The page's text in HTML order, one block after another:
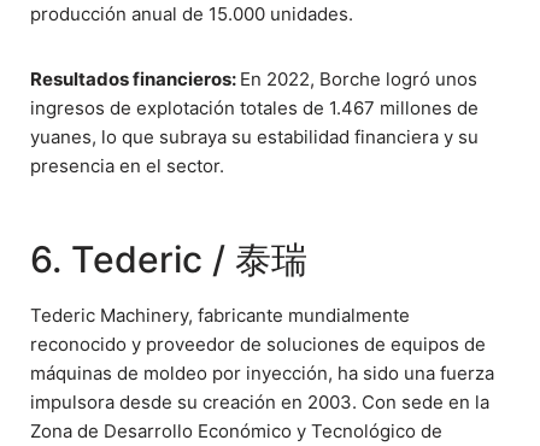
producción anual de 15.000 unidades.
Resultados financieros: En 2022, Borche logró unos
ingresos de explotación totales de 1.467 millones de
yuanes, lo que subraya su estabilidad financiera y su
presencia en el sector.
6. Tederic / 泰瑞
Tederic Machinery, fabricante mundialmente
reconocido y proveedor de soluciones de equipos de
máquinas de moldeo por inyección, ha sido una fuerza
impulsora desde su creación en 2003. Con sede en la
Zona de Desarrollo Económico y Tecnológico de